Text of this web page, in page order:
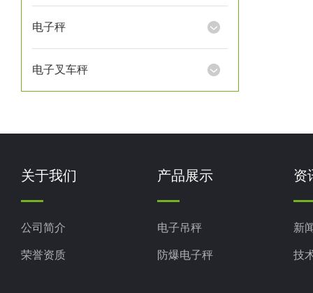
电子秤
电子叉车秤
关于我们
公司简介
荣誉资质
产品展示
电子吊秤
防爆电子秤
资
新
技